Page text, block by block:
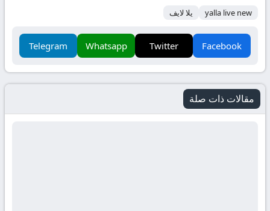
yalla live new يلا لايف
Facebook
Twitter
Whatsapp
Telegram
مقالات ذات صلة